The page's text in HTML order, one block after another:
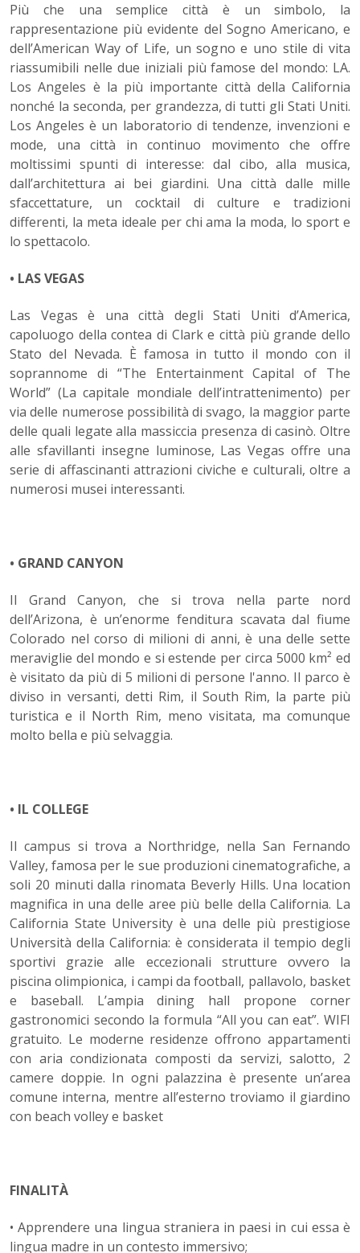
Più che una semplice città è un simbolo, la
rappresentazione più evidente del Sogno Americano, e
dell’American Way of Life, un sogno e uno stile di vita
riassumibili nelle due iniziali più famose del mondo: LA.
Los Angeles è la più importante città della California
nonché la seconda, per grandezza, di tutti gli Stati Uniti.
Los Angeles è un laboratorio di tendenze, invenzioni e
mode, una città in continuo movimento che offre
moltissimi spunti di interesse: dal cibo, alla musica,
dall’architettura ai bei giardini. Una città dalle mille
sfaccettature, un cocktail di culture e tradizioni
differenti, la meta ideale per chi ama la moda, lo sport e
lo spettacolo.
• LAS VEGAS
Las Vegas è una città degli Stati Uniti d’America,
capoluogo della contea di Clark e città più grande dello
Stato del Nevada. È famosa in tutto il mondo con il
soprannome di “The Entertainment Capital of The
World” (La capitale mondiale dell’intrattenimento) per
via delle numerose possibilità di svago, la maggior parte
delle quali legate alla massiccia presenza di casinò. Oltre
alle sfavillanti insegne luminose, Las Vegas offre una
serie di affascinanti attrazioni civiche e culturali, oltre a
numerosi musei interessanti.
• GRAND CANYON
Il Grand Canyon, che si trova nella parte nord
dell’Arizona, è un’enorme fenditura scavata dal fiume
Colorado nel corso di milioni di anni, è una delle sette
meraviglie del mondo e si estende per circa 5000 km² ed
è visitato da più di 5 milioni di persone l'anno. Il parco è
diviso in versanti, detti Rim, il South Rim, la parte più
turistica e il North Rim, meno visitata, ma comunque
molto bella e più selvaggia.
• IL COLLEGE
Il campus si trova a Northridge, nella San Fernando
Valley, famosa per le sue produzioni cinematografiche, a
soli 20 minuti dalla rinomata Beverly Hills. Una location
magnifica in una delle aree più belle della California. La
California State University è una delle più prestigiose
Università della California: è considerata il tempio degli
sportivi grazie alle eccezionali strutture ovvero la
piscina olimpionica, i campi da football, pallavolo, basket
e baseball. L’ampia dining hall propone corner
gastronomici secondo la formula “All you can eat”. WIFI
gratuito. Le moderne residenze offrono appartamenti
con aria condizionata composti da servizi, salotto, 2
camere doppie. In ogni palazzina è presente un’area
comune interna, mentre all’esterno troviamo il giardino
con beach volley e basket
FINALITÀ
• Apprendere una lingua straniera in paesi in cui essa è
lingua madre in un contesto immersivo;